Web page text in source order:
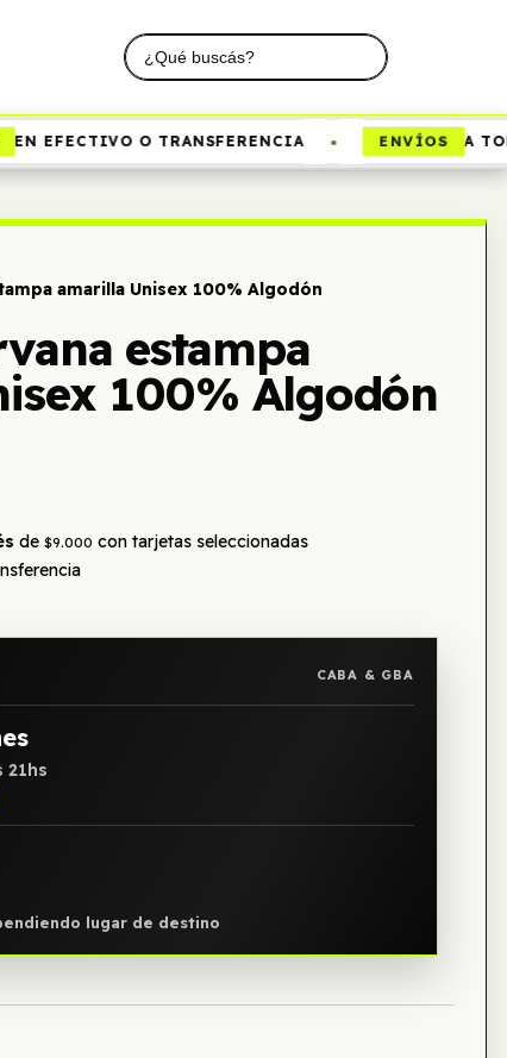
EFECTIVO O TRANSFERENCIA ENVÍOS A
amarilla Unisex 100% Algodón
estampa
100% Algodón
de $9.000 con tarjetas seleccionadas
CABA & GBA
21hs
lugar de destino